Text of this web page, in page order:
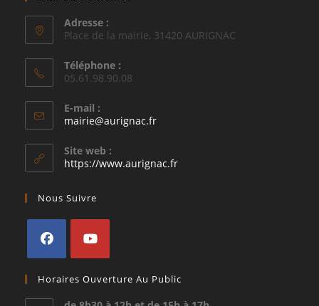
Adresse :
Place de la mairie, 31420 AURIGNAC
Téléphone :
05.61.98.90.08
E-mail :
mairie@aurignac.frS’ouvre
application
Site web :
https://www.aurignac.fr
Nous Suivre
dans
un
dans
un
Horaires Ouverture Au Public